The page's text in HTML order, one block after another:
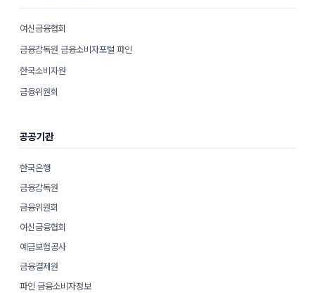
여신금융협회
금융감독원 금융소비자포털 파인
한국소비자원
금융위원회
공공기관
한국은행
금융감독원
금융위원회
여신금융협회
예금보험공사
금융결제원
파인 금융소비자정보